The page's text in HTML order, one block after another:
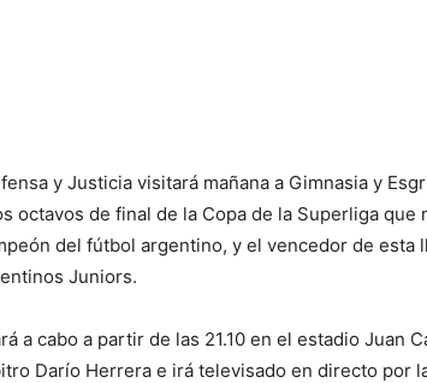
y Justicia visitará mañana a Gimnasia y
octavos de final de la Copa de la Superliga que
del fútbol argentino, y el vencedor de esta
Juniors.
a cabo a partir de las 21.10 en el estadio Juan
Darío Herrera e irá televisado en directo por